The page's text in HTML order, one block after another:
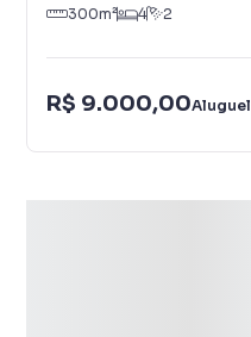
300m² 4 2
R$ 9.000,00Aluguel